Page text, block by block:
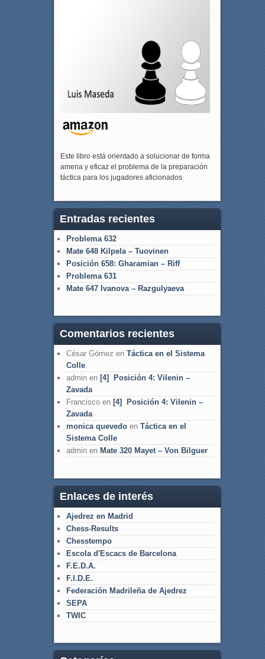
Este libro está orientado a solucionar de forma
amena y eficaz el problema de la preparación
táctica para los jugadores aficionados
Entradas recientes
Problema 632
Mate 648 Kilpela – Tuovinen
Posición 658: Gharamian – Riff
Problema 631
Mate 647 Ivanova – Razgulyaeva
Comentarios recientes
César Gómez en Táctica en el Sistema
Colle
adminen [4] Posición 4: Vilenin –
Zavada
Franciscoen [4] Posición 4: Vilenin –
Zavada
monica quevedoen Táctica en el
Sistema Colle
adminen Mate 320 Mayet – Von Bilguer
Enlaces de interés
Ajedrez en Madrid
Chess-Results
Chesstempo
Escola d'Escacs de Barcelona
F.E.D.A.
F.I.D.E.
Federación Madrileña de Ajedrez
SEPA
TWIC